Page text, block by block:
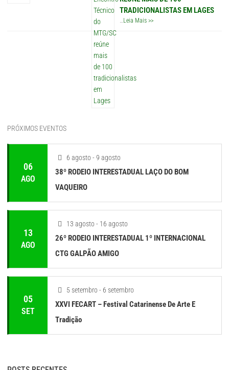
TRADICIONALISTAS EM LAGES
Leia Mais >>
PRÓXIMOS EVENTOS
06
AGO
6 agosto - 9 agosto
38º RODEIO INTERESTADUAL LAÇO DO BOM
VAQUEIRO
13
AGO
13 agosto - 16 agosto
26º RODEIO INTERESTADUAL 1º INTERNACIONAL
CTG GALPÃO AMIGO
05
SET
5 setembro - 6 setembro
XXVI FECART – Festival Catarinense De Arte E
Tradição